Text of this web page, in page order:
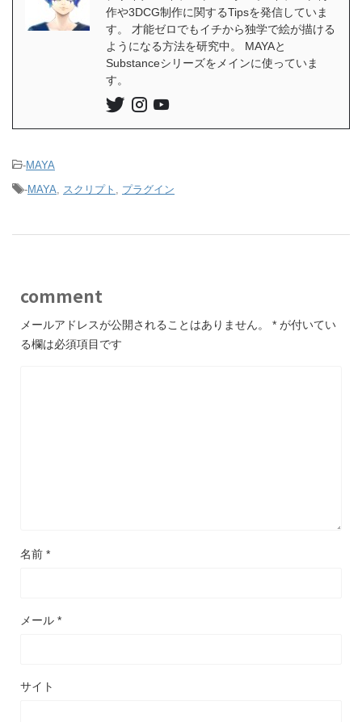
作や3DCG制作に関するTipsを発信していま
す。 才能ゼロでもイチから独学で絵が描ける
ようになる方法を研究中。 MAYAと
Substanceシリーズをメインに使っていま
す。
-MAYA
-MAYA スクリプト プラグイン
comment
メールアドレスが公開されることはありません。 * が付いてい
る欄は必須項目です
名前 *
メール *
サイト